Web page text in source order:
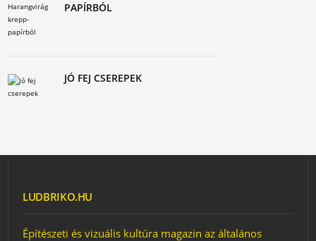
PAPÍRBÓL
JÓ FEJ CSEREPEK
LUDBRIKO.HU
Építészeti és vizuális kultúra magazin az általános